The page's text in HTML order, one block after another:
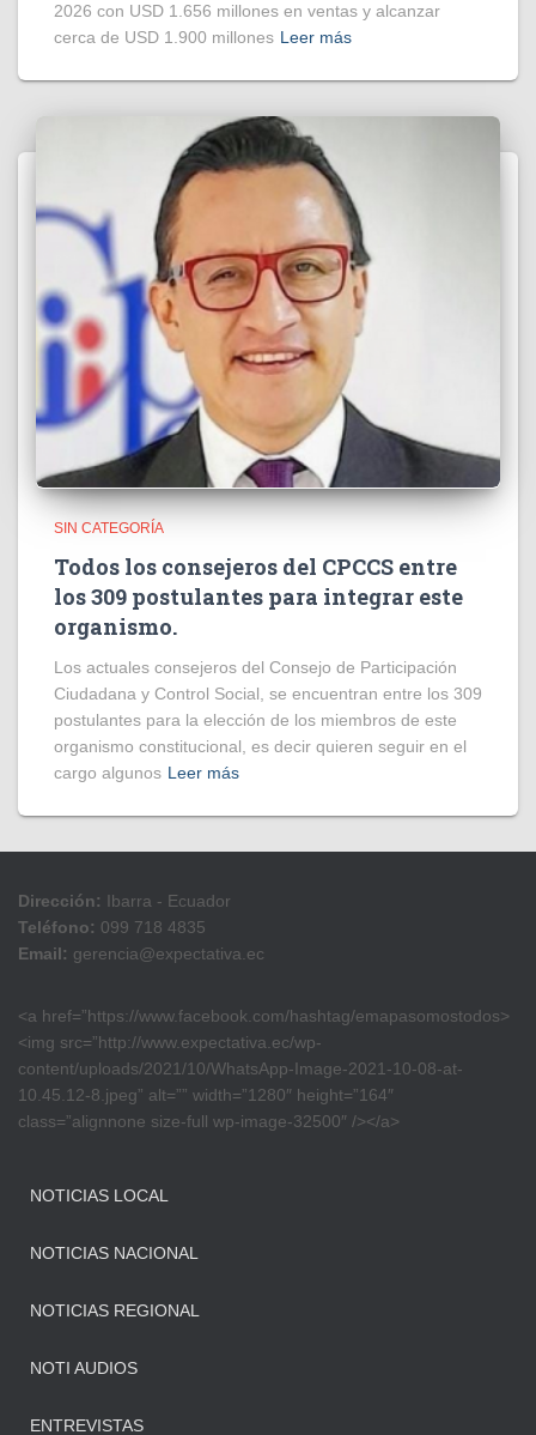
2026 con USD 1.656 millones en ventas y alcanzar
cerca de USD 1.900 millones Leer más
SIN CATEGORÍA
Todos los consejeros del CPCCS entre
los 309 postulantes para integrar este
organismo.
Los actuales consejeros del Consejo de Participación
Ciudadana y Control Social, se encuentran entre los 309
postulantes para la elección de los miembros de este
organismo constitucional, es decir quieren seguir en el
cargo algunos Leer más
Dirección: Ibarra - Ecuador
Teléfono: 099 718 4835
Email: gerencia@expectativa.ec
<a href=”https://www.facebook.com/hashtag/emapasomostodos>
<img src=”http://www.expectativa.ec/wp-
content/uploads/2021/10/WhatsApp-Image-2021-10-08-at-
10.45.12-8.jpeg” alt=”” width=”1280″ height=”164″
class=”alignnone size-full wp-image-32500″ /></a>
NOTICIAS LOCAL
NOTICIAS NACIONAL
NOTICIAS REGIONAL
NOTI AUDIOS
ENTREVISTAS